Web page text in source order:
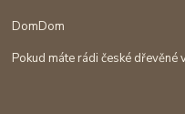
DomDom
Pokud máte rádi české